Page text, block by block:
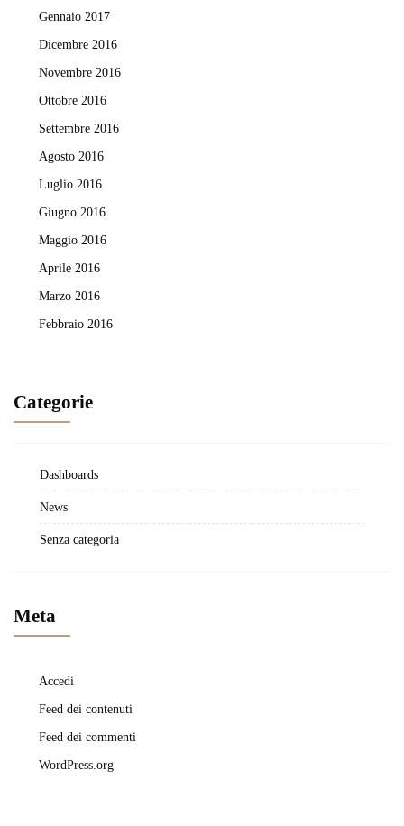
Gennaio 2017
Dicembre 2016
Novembre 2016
Ottobre 2016
Settembre 2016
Agosto 2016
Luglio 2016
Giugno 2016
Maggio 2016
Aprile 2016
Marzo 2016
Febbraio 2016
Categorie
Dashboards
News
Senza categoria
Meta
Accedi
Feed dei contenuti
Feed dei commenti
WordPress.org